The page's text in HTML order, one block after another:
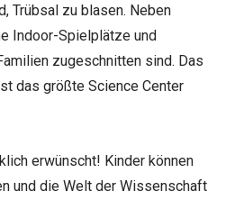
Trübsal zu blasen. Neben
Indoor-Spielplätze und
zugeschnitten sind. Das
das größte Science Center
erwünscht! Kinder können
und die Welt der Wissenschaft